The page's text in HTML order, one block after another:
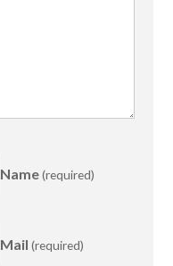
Name(required)
Mail (required)